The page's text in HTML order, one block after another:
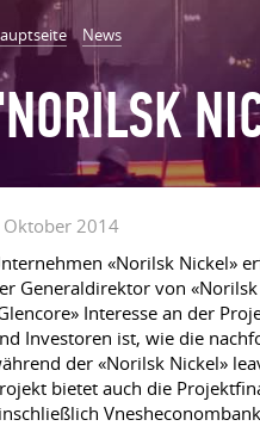
News
Oktober 2014
«Norilsk Nickel»
Generaldirektor von
Interesse an der
Investoren ist, wie die
der «Norilsk Nickel»
bietet auch die